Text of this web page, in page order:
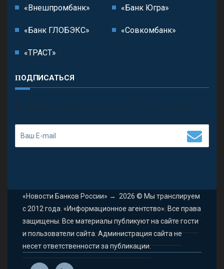
«Внешпромбанк» «Банк Югра»
«Банк ГЛОБЭКС» «Совкомбанк»
«ТРАСТ»
ПОДПИСАТЬСЯ
П олучить последние обновления и предложения.
«Новости Банков России» → 2026 © Мы транслируем
с 2012 года. «Информационное агентство». Все права
защищены. Все материалы публикуют на сайте гости
и пользователи сайта. Администрация сайта не
несет ответственности за публикации.